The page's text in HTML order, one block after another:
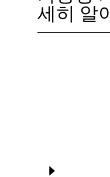
세히 알